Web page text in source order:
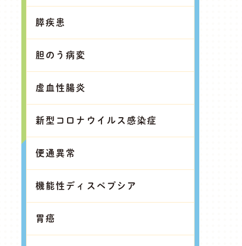
膵疾患
胆のう病変
虚血性腸炎
新型コロナウイルス感染症
便通異常
機能性ディスペプシア
胃癌